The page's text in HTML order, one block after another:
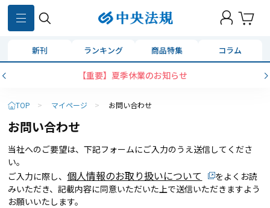
新刊 ランキング 商品特集 コラム
【重要】夏季休業のお知らせ
TOP > マイページ > お問い合わせ
お問い合わせ
当社へのご要望は、下記フォームにご入力のうえ送信してくださ
い。
ご入力に際し、 個人情報のお取り扱いについて
をよくお読
みいただき、記載内容に同意いただいた上で送信いただきますよう
お願いいたします。